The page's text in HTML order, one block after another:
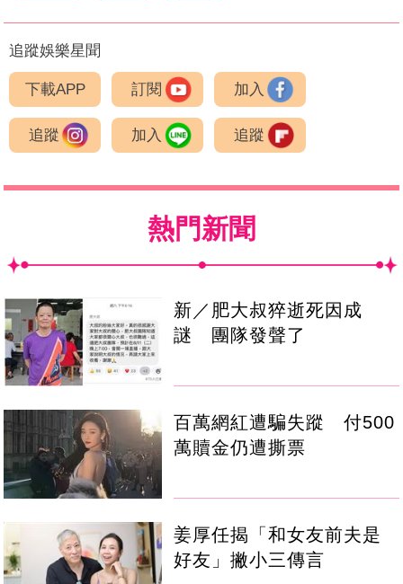
追蹤娛樂星聞
下載APP 訂閱 加入
追蹤 加入 追蹤
熱門新聞
新／肥大叔猝逝死因成
謎 團隊發聲了
百萬網紅遭騙失蹤 付500
萬贖金仍遭撕票
姜厚任揭「和女友前夫是
好友」撇小三傳言